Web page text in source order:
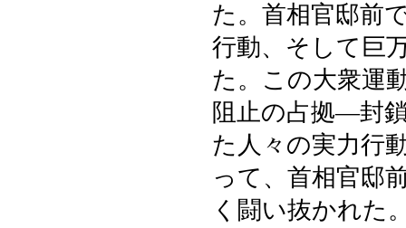
た。首相官邸前
行動、そして巨
た。この大衆運
阻止の占拠―封
た人々の実力行
って、首相官邸
く闘い抜かれた